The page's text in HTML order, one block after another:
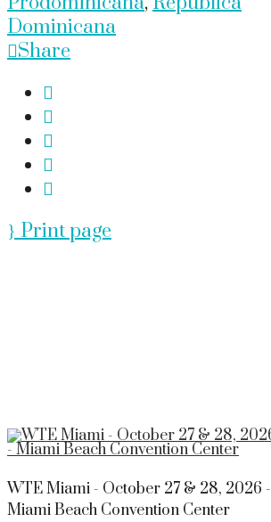
Dominicana
Share
Print page
WTE Miami - October 27 & 28, 2026 -
Miami Beach Convention Center